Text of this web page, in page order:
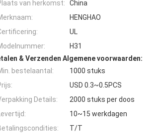
van herkomst:
China
HENGHAO
UL
H31
& Verzenden Algemene voorwaarden:
bestelaantal:
1000 stuks
USD 0.3~0.5PCS
Details:
2000 stuks per doos
10~15 werkdagen
T/T